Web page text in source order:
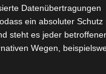
zu dem unter
16:30 Uhr)
kommt eine
Datenübertragungen
ein absoluter Schutz
steht es jeder
Wegen,